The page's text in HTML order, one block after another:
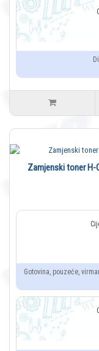
Zamjenski toner
Gotovina, pouzeće,